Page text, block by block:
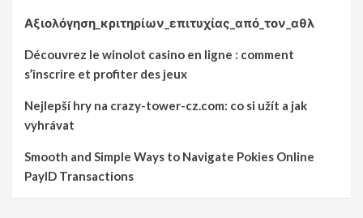
Αξιολόγηση_κριτηρίων_επιτυχίας_από_τον_αθλ
Découvrez le winolot casino en ligne : comment
s’inscrire et profiter des jeux
Nejlepší hry na crazy-tower-cz.com: co si užít a jak
vyhrávat
Smooth and Simple Ways to Navigate Pokies Online
PayID Transactions